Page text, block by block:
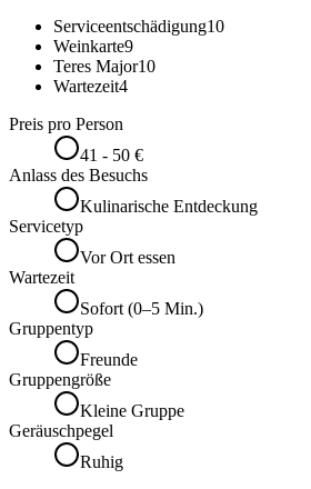
Serviceentschädigung10
Weinkarte9
Teres Major10
Wartezeit4
Preis pro Person
41 - 50 €
Anlass des Besuchs
Kulinarische Entdeckung
Servicetyp
Vor Ort essen
Wartezeit
Sofort (0–5 Min.)
Gruppentyp
Freunde
Gruppengröße
Kleine Gruppe
Geräuschpegel
Ruhig